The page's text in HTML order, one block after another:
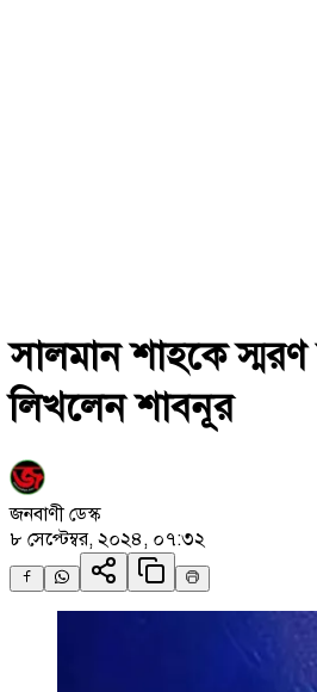
সালমান শাহকে
লিখলেন শাবনূর
জনবাণী ডেস্ক
৮ সেপ্টেম্বর, ২০২৪, ০৭:৩২